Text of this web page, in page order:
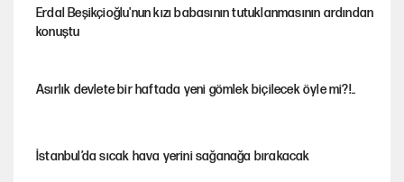
Erdal Beşikçioğlu'nun kızı babasının tutuklanmasının ardından
konuştu
Asırlık devlete bir haftada yeni gömlek biçilecek öyle mi?!..
İstanbul’da sıcak hava yerini sağanağa bırakacak